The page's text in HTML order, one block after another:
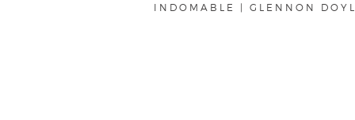
INDOMABLE | GLENNON